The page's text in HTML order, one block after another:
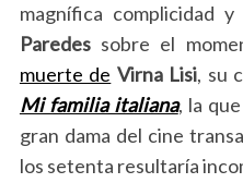
magnífica complicidad y
Paredessobre el
muerte de Virna Lisi, su
Mi familia italiana, la
gran dama del cine
los setenta resultaría